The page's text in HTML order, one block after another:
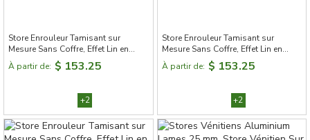
Store Enrouleur Tamisant sur
Mesure Sans Coffre, Effet Lin en
Polyester,6 Couleurs
À partir de: $ 153.25
+2
Store Enrouleur Tamisant sur
Mesure Sans Coffre, Effet Lin en
Polyester,6 Couleurs
À partir de: $ 153.25
+2